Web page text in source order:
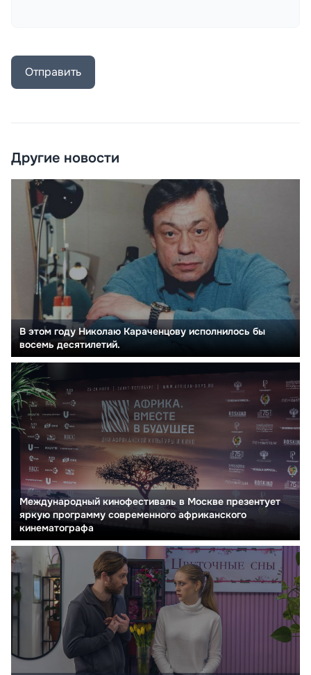
Отправить
Другие новости
В этом году Николаю Караченцову исполнилось бы
восемь десятилетий.
Международный кинофестиваль в Москве презентует
яркую программу современного африканского
кинематографа